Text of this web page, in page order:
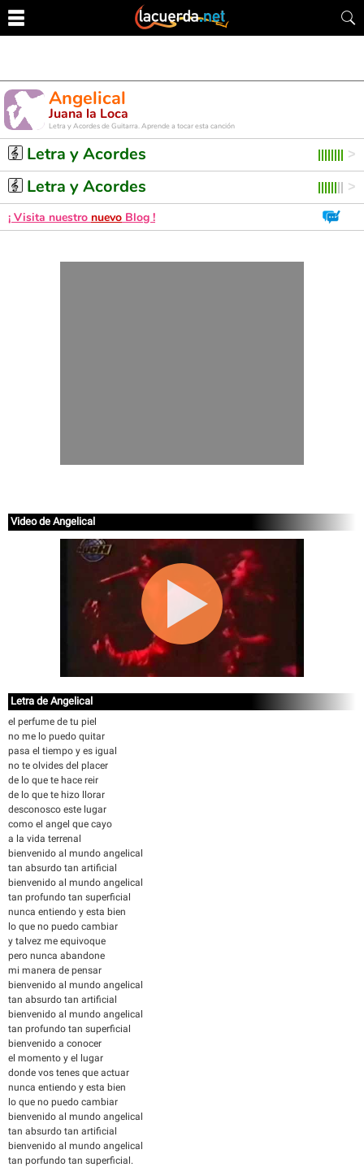
Angelical
Juana la Loca
Letra y Acordes de Guitarra. Aprende a tocar esta canción
Letra y Acordes
Letra y Acordes
¡ Visita nuestro nuevo Blog !
Video de Angelical
Letra de Angelical
el perfume de tu piel
no me lo puedo quitar
pasa el tiempo y es igual
no te olvides del placer
de lo que te hace reir
de lo que te hizo llorar
desconosco este lugar
como el angel que cayo
a la vida terrenal
bienvenido al mundo angelical
tan absurdo tan artificial
bienvenido al mundo angelical
tan profundo tan superficial
nunca entiendo y esta bien
lo que no puedo cambiar
y talvez me equivoque
pero nunca abandone
mi manera de pensar
bienvenido al mundo angelical
tan absurdo tan artificial
bienvenido al mundo angelical
tan profundo tan superficial
bienvenido a conocer
el momento y el lugar
donde vos tenes que actuar
nunca entiendo y esta bien
lo que no puedo cambiar
bienvenido al mundo angelical
tan absurdo tan artificial
bienvenido al mundo angelical
tan porfundo tan superficial.